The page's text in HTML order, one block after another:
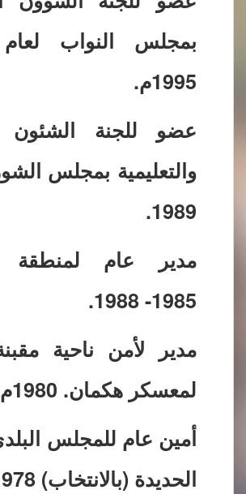
1995م.
عضو للجنة الشئون
والتعليمية بمجلس
1989.
مدير عام
1985- 1988.
مدير لأمن ناحية
لمعسكر هكمان. 1980م
أمين عام للمجلس
الحديدة (بالانتخاب) 1978-1980.